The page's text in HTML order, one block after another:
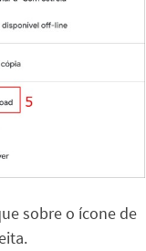
sobre o ícone de